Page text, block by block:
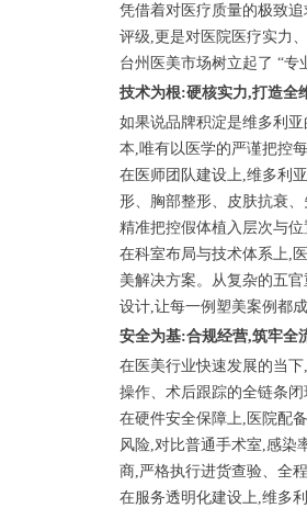
凭借着对医疗质量的极致
评级,更是对医院医疗实力
台州医美市场树立起了 “
技术为根:硬核实力,打造全
如果说品牌积淀是维多利
本,唯有以医学的严谨把控
在医师团队建设上,维多利
形、胸部整形、皮肤抗衰
精准把控假体植入层次与
在科室布局与技术体系上,
美解决方案。从复杂的五
设计,让每一例塑美案例都
安全为基:合规经营,筑牢全
在医美行业快速发展的当
操作、术后跟踪的全链条
在硬件安全保障上,医院配
风险,对比普通手术室,感染
商,严格执行进货查验、全
在服务透明化建设上,维多